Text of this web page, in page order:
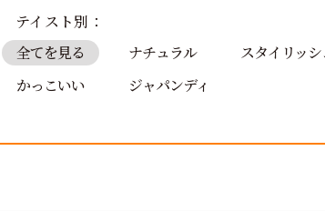
テイスト別：
全てを見る
ナチュラル スタイリッシ
かっこいい
ジャパンディ